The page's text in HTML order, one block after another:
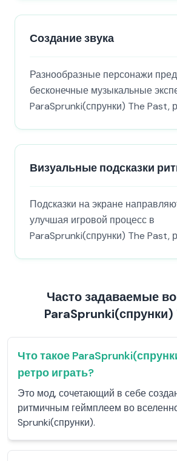
Создание звука
Разнообразные персонажи
бесконечные музыкальные
ParaSprunki(спрунки) The Past,
Визуальные подсказки
Подсказки на экране
улучшая игровой процесс в
ParaSprunki(спрунки) The Past,
Часто задаваемые
ParaSprunki(спрунки)
Что такое
ретро играть?
Это мод, сочетающий в себе
ритмичным геймплеем во
Sprunki(спрунки).